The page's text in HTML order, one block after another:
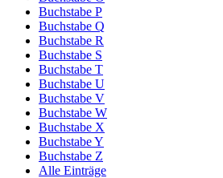
Buchstabe P
Buchstabe Q
Buchstabe R
Buchstabe S
Buchstabe T
Buchstabe U
Buchstabe V
Buchstabe W
Buchstabe X
Buchstabe Y
Buchstabe Z
Alle Einträge